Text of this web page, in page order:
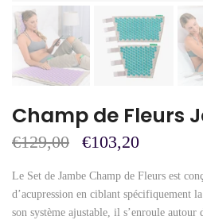
Champ de Fleurs
€129,00 €103,20
Le Set de Jambe Champ de Fleurs est
d’acupression en ciblant spécifiquement
son système ajustable, il s’enroule autour